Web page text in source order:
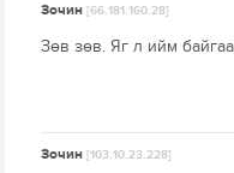
Зочин[66.181.160.28]
Зөв зөв. Яг л ийм
Зочин[103.10.23.228]